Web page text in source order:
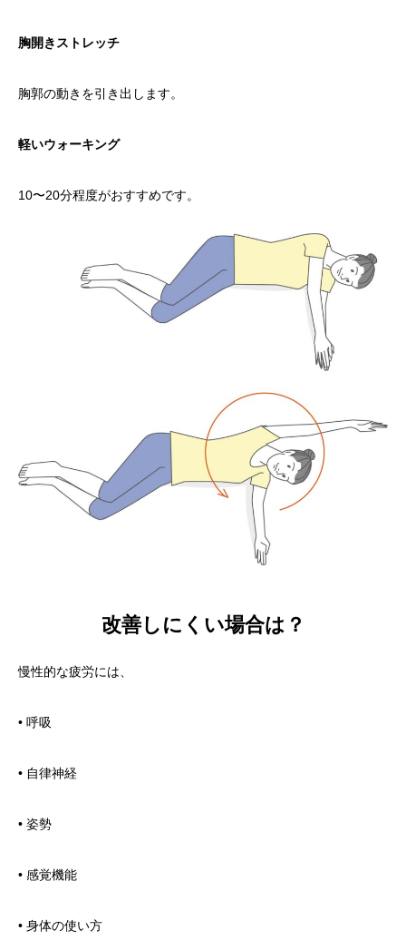
胸開きストレッチ
胸郭の動きを引き出します。
軽いウォーキング
10〜20分程度がおすすめです。
改善しにくい場合は？
慢性的な疲労には、
• 呼吸
• 自律神経
• 姿勢
• 感覚機能
• 身体の使い方